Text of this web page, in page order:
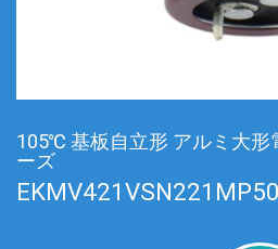
105℃ 基板自立形 アルミ大形
ーズ